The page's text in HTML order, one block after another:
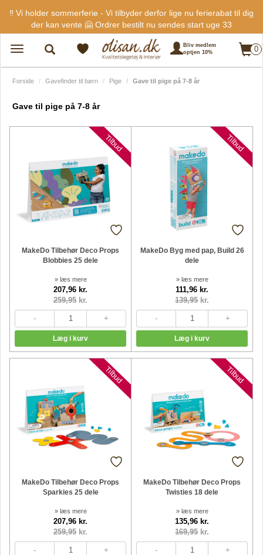
‼️ Vi holder sommerferie - Vi tilbyder derfor lige nu ferierabat til dig
der kan vente 🤗 Ordrer bestilt nu sendes start uge 33
Toggle
navigation
Bliv medlem
optjen 10%
0
Forside Gavefinder til børn Pige Gave til pige på 7-8 år
Gave til pige på 7-8 år
MakeDo Tilbehør Deco Props
Blobbies 25 dele
» læs mere
207,96 kr.
259,95 kr.
Nyheder
Tilbud
MakeDo Byg med pap, Build 26
dele
» læs mere
111,96 kr.
139,95 kr.
Nyheder
Tilbud
MakeDo Tilbehør Deco Props
Sparkies 25 dele
» læs mere
207,96 kr.
259,95 kr.
Nyheder
Tilbud
MakeDo Tilbehør Deco Props
Twisties 18 dele
» læs mere
135,96 kr.
169,95 kr.
Nyheder
Tilbud